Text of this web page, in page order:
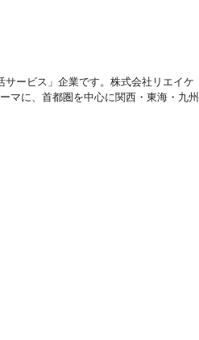
ービス」企業です。株式会社リエイケ
マに、首都圏を中心に関西・東海・九州